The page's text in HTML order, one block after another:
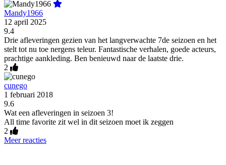
Mandy1966
12 april 2025
9.4
Drie afleveringen gezien van het langverwachte 7de seizoen en het
stelt tot nu toe nergens teleur. Fantastische verhalen, goede acteurs,
prachtige aankleding. Ben benieuwd naar de laatste drie.
2
cunego
1 februari 2018
9.6
Wat een afleveringen in seizoen 3!
All time favorite zit wel in dit seizoen moet ik zeggen
2
Meer reacties